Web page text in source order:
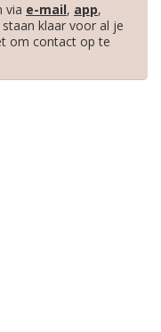
via e-mail, app,
klaar voor al je
om contact op te